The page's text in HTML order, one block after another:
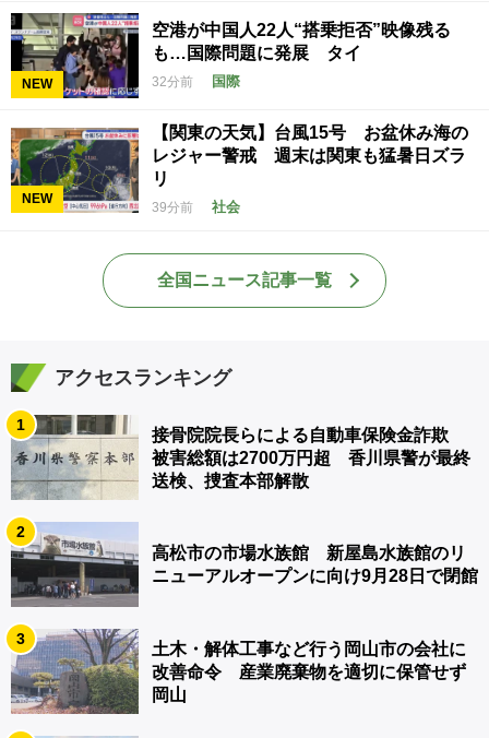
NEW
空港が中国人22人“搭乗拒否”映像残る
も…国際問題に発展 タイ
32分前 国際
NEW
【関東の天気】台風15号 お盆休み海の
レジャー警戒 週末は関東も猛暑日ズラ
リ
39分前 社会
全国ニュース記事一覧
アクセスランキング
1
接骨院院長らによる自動車保険金詐欺
被害総額は2700万円超 香川県警が最終
送検、捜査本部解散
2
高松市の市場水族館 新屋島水族館のリ
ニューアルオープンに向け9月28日で閉館
3
土木・解体工事など行う岡山市の会社に
改善命令 産業廃棄物を適切に保管せず
岡山